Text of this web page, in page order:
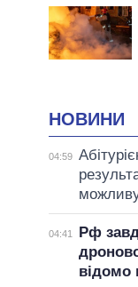
НОВИНИ
04:59
04:41
Рф
відомо